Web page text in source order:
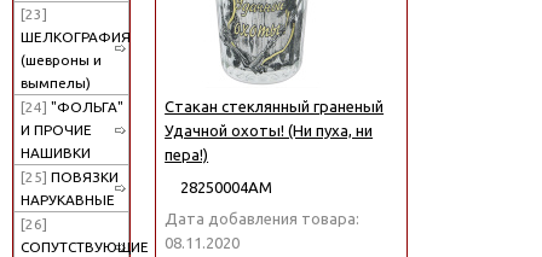
[23]
ШЕЛКОГРАФИЯ
(шевроны и
вымпелы)
[24] "ФОЛЬГА"
И ПРОЧИЕ
НАШИВКИ
[25] ПОВЯЗКИ
НАРУКАВНЫЕ
[26]
СОПУТСТВУЮЩИЕ
Стакан стеклянный граненый
Удачной охоты! (Ни пуха, ни
пера!)
28250004АМ
Дата добавления товара:
08.11.2020